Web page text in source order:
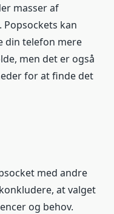
masser af
kan
din telefon mere
men det er også
for at finde det
med andre
at valget
og behov.